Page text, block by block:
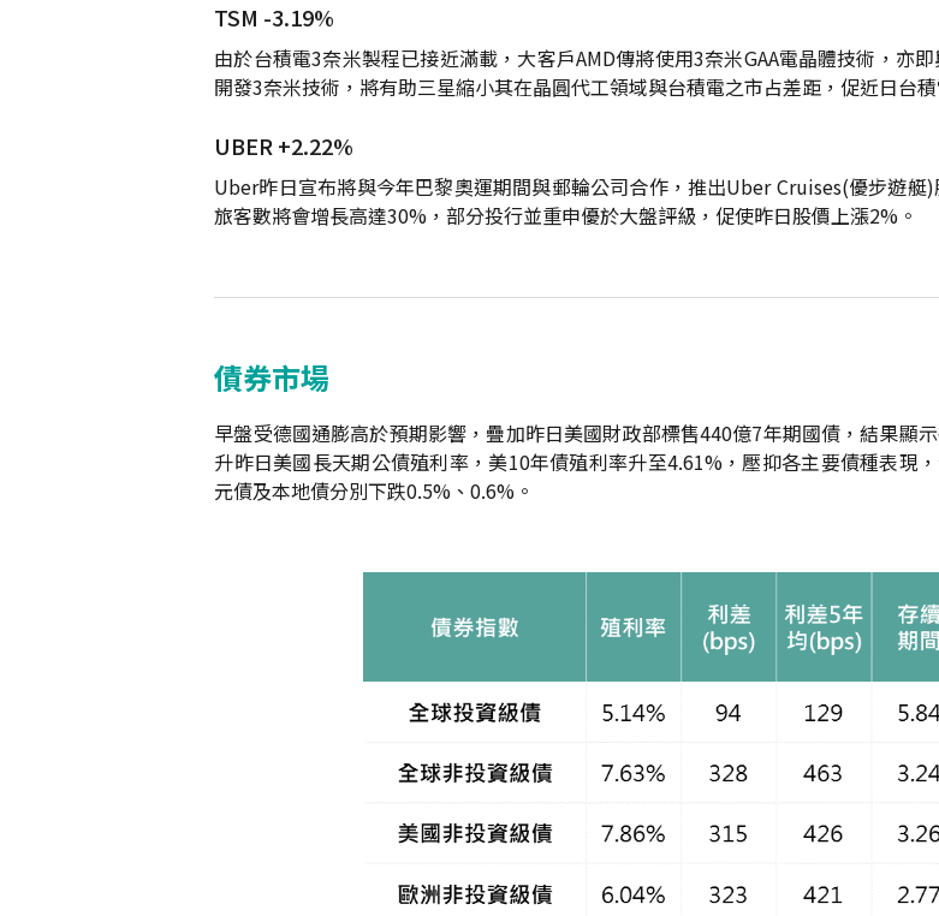
TSM -3.19%
由於台積電3奈米製程已接近滿載，大客戶AMD傳將使用3奈米GAA電晶體技術，亦
開發3奈米技術，將有助三星縮小其在晶圓代工領域與台積電之市占差距，促近日台
UBER +2.22%
Uber昨日宣布將與今年巴黎奧運期間與郵輪公司合作，推出Uber Cruises(優步遊
旅客數將會增長高達30%，部分投行並重申優於大盤評級，促使昨日股價上漲2%。
債券市場
早盤受德國通膨高於預期影響，疊加昨日美國財政部標售440億7年期國債，結果顯
升昨日美國長天期公債殖利率，美10年債殖利率升至4.61%，壓抑各主要債種表現
元債及本地債分別下跌0.5%、0.6%。